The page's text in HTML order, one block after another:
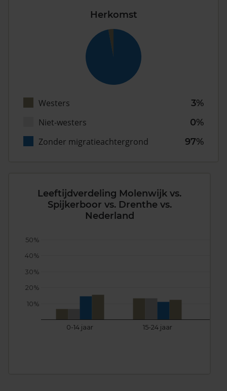
Herkomst
Westers
3%
Niet-westers
0%
Zonder migratieachtergrond
97%
Leeftijdverdeling Molenwijk vs.
Spijkerboor vs. Drenthe vs.
Nederland
0-14 jaar 15-24 jaar
10%
20%
30%
40%
50%